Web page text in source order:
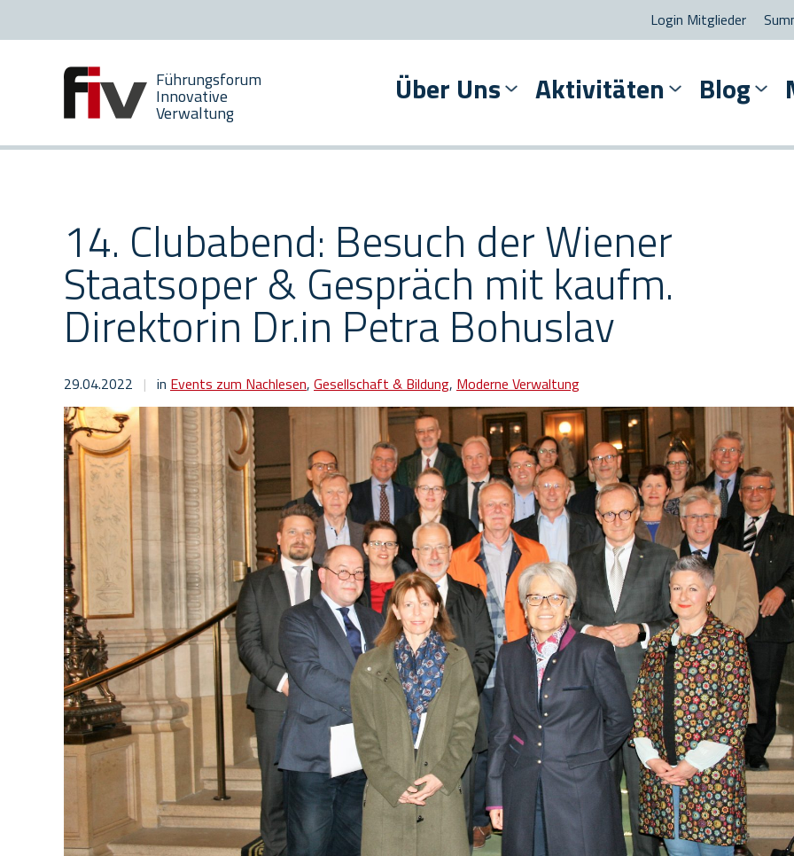
Login Mitglieder
Führungsforum
Innovative
Verwaltung
Über Uns Aktivitäten Blog
14. Clubabend: Besuch der Wiener
Staatsoper & Gespräch mit kaufm.
Direktorin Dr.in Petra Bohuslav
29.04.2022 | in Events zum Nachlesen, Gesellschaft & Bildung, Moderne Verwaltung